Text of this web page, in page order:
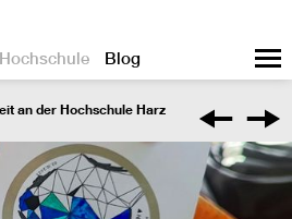
Hochschule Blog
an der Hochschule Harz